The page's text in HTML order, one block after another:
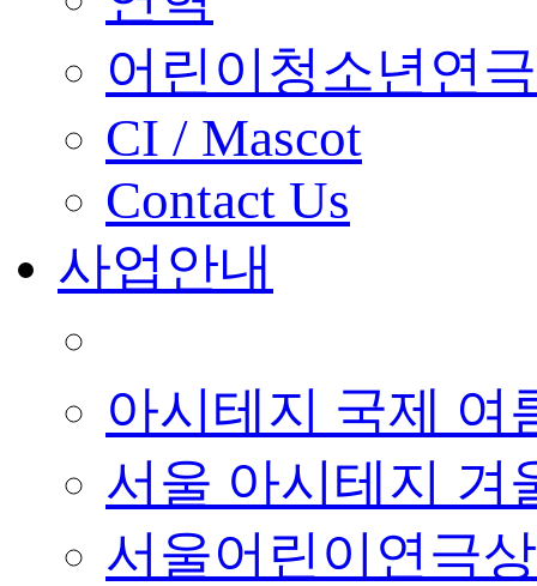
어린이청소년연
CI / Mascot
Contact Us
사업안내
아시테지 국제 여
서울 아시테지 겨
서울어린이연극상